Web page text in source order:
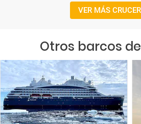
VER MÁS
Otros barcos